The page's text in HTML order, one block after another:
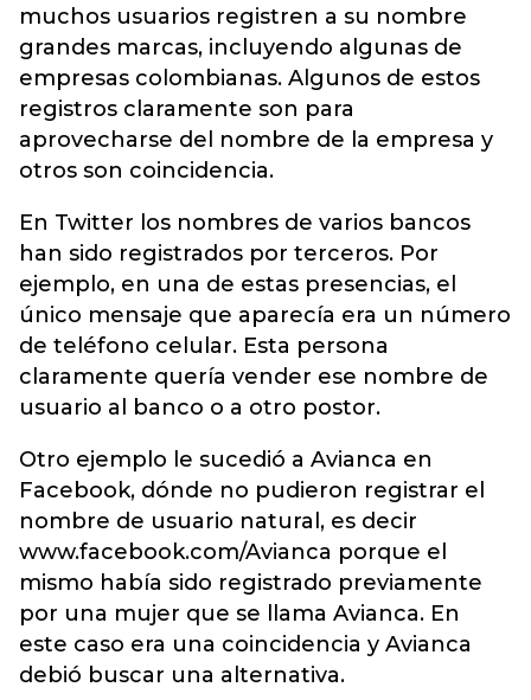
muchos usuarios registren a su nombre
grandes marcas, incluyendo algunas de
empresas colombianas. Algunos de estos
registros claramente son para
aprovecharse del nombre de la empresa y
otros son coincidencia.
En Twitter los nombres de varios bancos
han sido registrados por terceros. Por
ejemplo, en una de estas presencias, el
único mensaje que aparecía era un número
de teléfono celular. Esta persona
claramente quería vender ese nombre de
usuario al banco o a otro postor.
Otro ejemplo le sucedió a Avianca en
Facebook, dónde no pudieron registrar el
nombre de usuario natural, es decir
www.facebook.com/Avianca porque el
mismo había sido registrado previamente
por una mujer que se llama Avianca. En
este caso era una coincidencia y Avianca
debió buscar una alternativa.